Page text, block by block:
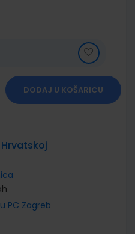
DODAJ U KOŠARICU
PC Zagreb